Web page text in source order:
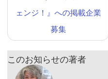
ェンジ！』への掲載企業
募集
このお知らせの著者